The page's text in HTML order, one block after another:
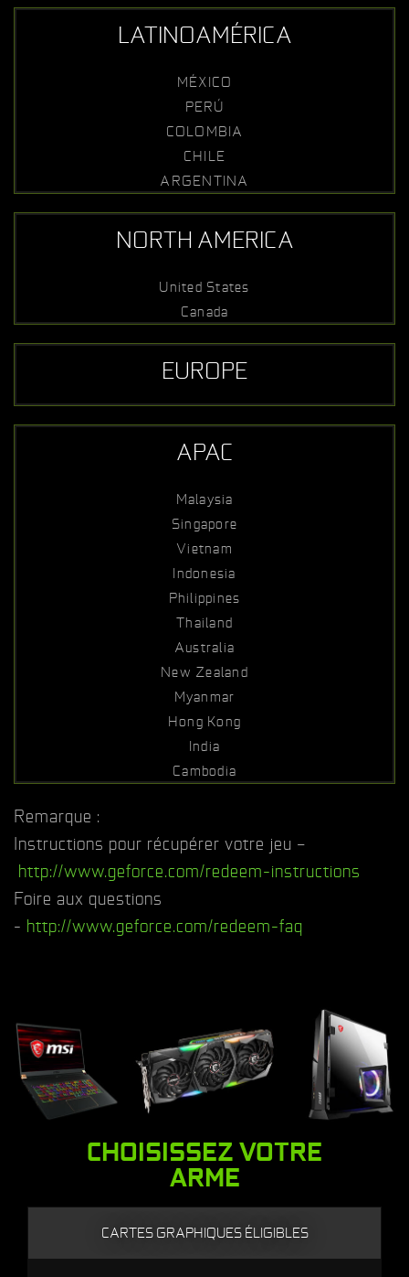
LATINOAMÉRICA
MÉXICO
PERÚ
COLOMBIA
CHILE
ARGENTINA
NORTH AMERICA
United States
Canada
EUROPE
APAC
Malaysia
Singapore
Vietnam
Indonesia
Philippines
Thailand
Australia
New Zealand
Myanmar
Hong Kong
India
Cambodia
Remarque :
Instructions pour récupérer votre jeu –
http://www.geforce.com/redeem-instructions
Foire aux questions
- http://www.geforce.com/redeem-faq
CHOISISSEZ VOTRE
ARME
CARTES GRAPHIQUES ÉLIGIBLES